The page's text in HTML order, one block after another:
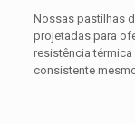
Nossas pastilhas
projetadas para
resistência
consistente